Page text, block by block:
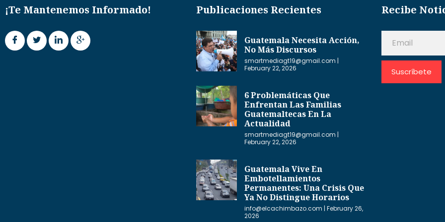
¡Te Mantenemos Informado! Publicaciones Recientes
Guatemala Necesita Acción,
No Más Discursos
smartmediagt19@gmail.com
February 22, 2026
6 Problemáticas Que
Enfrentan Las Familias
Guatemaltecas En La
Actualidad
smartmediagt19@gmail.com
February 22, 2026
Guatemala Vive En
Embotellamientos
Permanentes: Una Crisis Que
Ya No Distingue Horarios
info@elcachimbazo.com February 26,
2026
Recibe
Suscríbete